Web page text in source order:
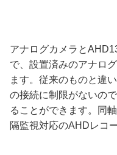
アナログカメラと
で、設置済みのアナロ
ます。従来のものと違
の接続に制限がないの
ることができます。同
隔監視対応のAHDレコ